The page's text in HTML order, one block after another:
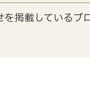
掲載しているブ